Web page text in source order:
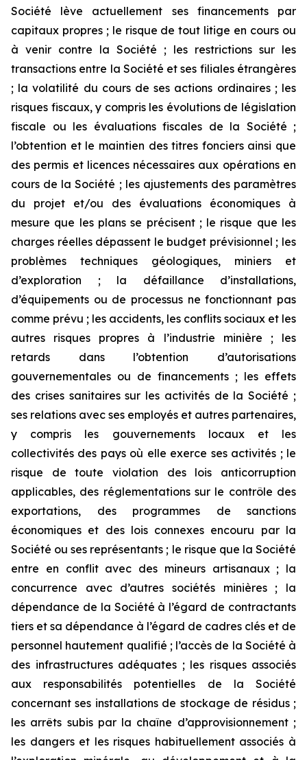
Société lève actuellement ses financements par
capitaux propres ; le risque de tout litige en cours ou
à venir contre la Société ; les restrictions sur les
transactions entre la Société et ses filiales étrangères
; la volatilité du cours de ses actions ordinaires ; les
risques fiscaux, y compris les évolutions de législation
fiscale ou les évaluations fiscales de la Société ;
l’obtention et le maintien des titres fonciers ainsi que
des permis et licences nécessaires aux opérations en
cours de la Société ; les ajustements des paramètres
du projet et/ou des évaluations économiques à
mesure que les plans se précisent ; le risque que les
charges réelles dépassent le budget prévisionnel ; les
problèmes techniques géologiques, miniers et
d’exploration ; la défaillance d’installations,
d’équipements ou de processus ne fonctionnant pas
comme prévu ; les accidents, les conflits sociaux et les
autres risques propres à l’industrie minière ; les
retards dans l’obtention d’autorisations
gouvernementales ou de financements ; les effets
des crises sanitaires sur les activités de la Société ;
ses relations avec ses employés et autres partenaires,
y compris les gouvernements locaux et les
collectivités des pays où elle exerce ses activités ; le
risque de toute violation des lois anticorruption
applicables, des réglementations sur le contrôle des
exportations, des programmes de sanctions
économiques et des lois connexes encouru par la
Société ou ses représentants ; le risque que la Société
entre en conflit avec des mineurs artisanaux ; la
concurrence avec d’autres sociétés minières ; la
dépendance de la Société à l’égard de contractants
tiers et sa dépendance à l’égard de cadres clés et de
personnel hautement qualifié ; l’accès de la Société à
des infrastructures adéquates ; les risques associés
aux responsabilités potentielles de la Société
concernant ses installations de stockage de résidus ;
les arrêts subis par la chaîne d’approvisionnement ;
les dangers et les risques habituellement associés à